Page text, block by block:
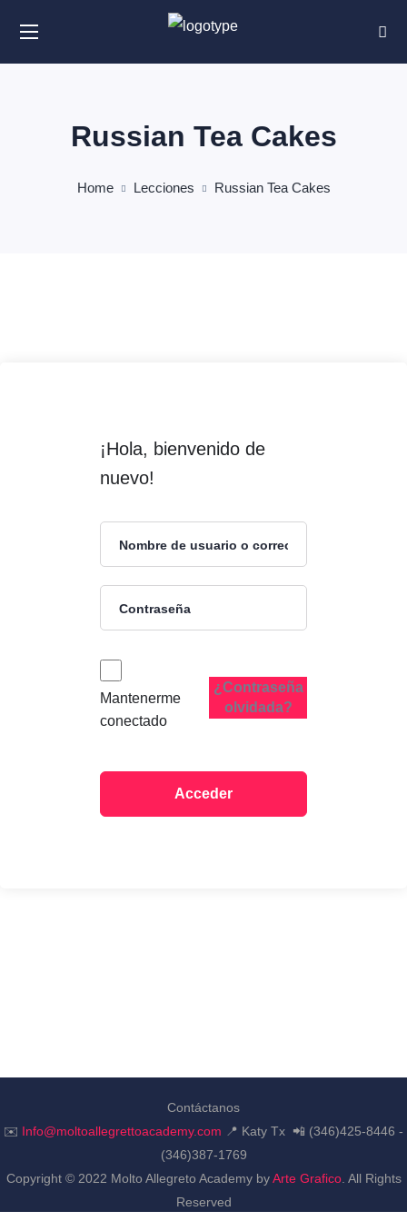
Russian Tea Cakes
Home Lecciones Russian Tea Cakes
¡Hola, bienvenido de
nuevo!
Mantenerme
conectado
¿Contraseña
olvidada?
Acceder
Contáctanos
✉️ Info@moltoallegrettoacademy.com 📍 Katy Tx 📲 (346)425-8446 -
(346)387-1769
Copyright © 2022 Molto Allegreto Academy byArte Grafico. All Rights
Reserved